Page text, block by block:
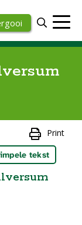
Print
tekst